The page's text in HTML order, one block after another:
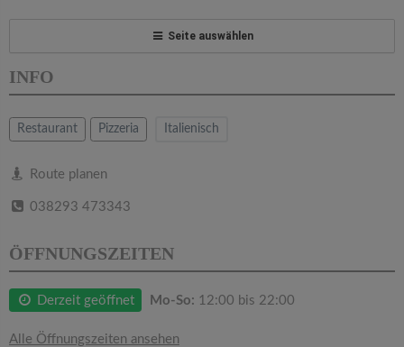
Seite auswählen
INFO
Restaurant Pizzeria Italienisch
Route planen
038293 473343
ÖFFNUNGSZEITEN
Derzeit geöffnet Mo-So: 12:00 bis 22:00
Alle Öffnungszeiten ansehen
a
v
i
a